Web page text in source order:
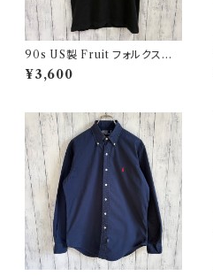
90s US製 Fruit フォルクスワ
ーゲン シングルステッチTシャツ
ヴィンテージTシャツ アド 企業
¥3,600